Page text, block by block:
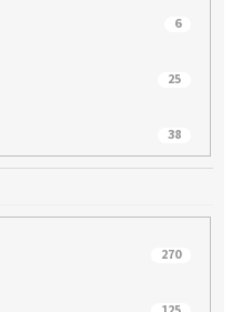
6
25
38
31
7
270